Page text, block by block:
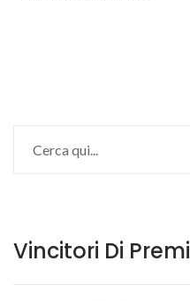
Vincitori Di Premi